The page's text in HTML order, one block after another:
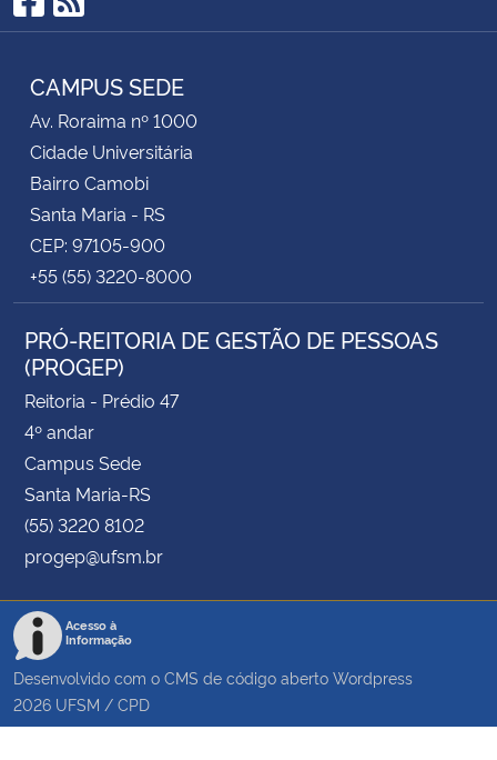
Facebook
RSS
CAMPUS SEDE
Av. Roraima nº 1000
Cidade Universitária
Bairro Camobi
Santa Maria - RS
CEP: 97105-900
+55 (55) 3220-8000
PRÓ-REITORIA DE GESTÃO DE PESSOAS
(PROGEP)
Reitoria - Prédio 47
4º andar
Campus Sede
Santa Maria-RS
(55) 3220 8102
progep@ufsm.br
Acesso à
Informação
Desenvolvido com o CMS de código aberto Wordpress
2026 UFSM / CPD